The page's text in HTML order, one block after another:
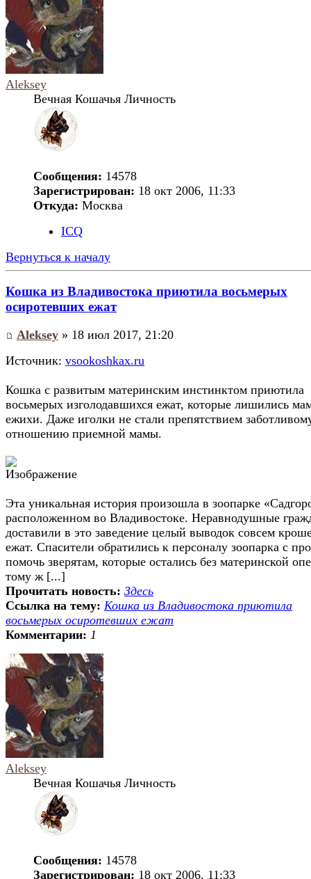
Aleksey
Вечная Кошачья Личность
Сообщения: 14578
Зарегистрирован: 18 окт 2006, 11:33
Откуда: Москва
ICQ
Вернуться к началу
Кошка из Владивостока приютила восьмерых
осиротевших ежат
Aleksey » 18 июл 2017, 21:20
Источник: vsookoshkax.ru
Кошка с развитым материнским инстинктом приютила
восьмерых изголодавшихся ежат, которые лишились
ежихи. Даже иголки не стали препятствием
отношению приемной мамы.
Эта уникальная история произошла в зоопарке
расположенном во Владивостоке. Неравнодушные
доставили в это заведение целый выводок совсем
ежат. Спасители обратились к персоналу зоопарка с
помочь зверятам, которые остались без материнской
тому ж [...]
Прочитать новость: Здесь
Ссылка на тему: Кошка из Владивостока приютила
восьмерых осиротевших ежат
Комментарии: 1
Aleksey
Вечная Кошачья Личность
Сообщения: 14578
Зарегистрирован: 18 окт 2006, 11:33